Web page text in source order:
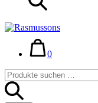
Warenkorb
0im
Suche-
Schalter
Suchen
nach: